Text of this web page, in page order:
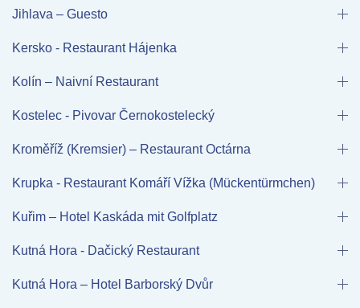
Jihlava – Guesto
Kersko - Restaurant Hájenka
Kolín – Naivní Restaurant
Kostelec - Pivovar Černokostelecký
Kroměříž (Kremsier) – Restaurant Octárna
Krupka - Restaurant Komáří Vížka (Mückentürmchen)
Kuřim – Hotel Kaskáda mit Golfplatz
Kutná Hora - Dačický Restaurant
Kutná Hora – Hotel Barborský Dvůr